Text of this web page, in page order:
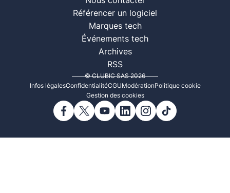
Référencer un logiciel
Marques tech
Événements tech
Archives
RSS
© CLUBIC SAS 2026
Infos légalesConfidentialitéCGUModérationPolitique cookie
Gestion des cookies